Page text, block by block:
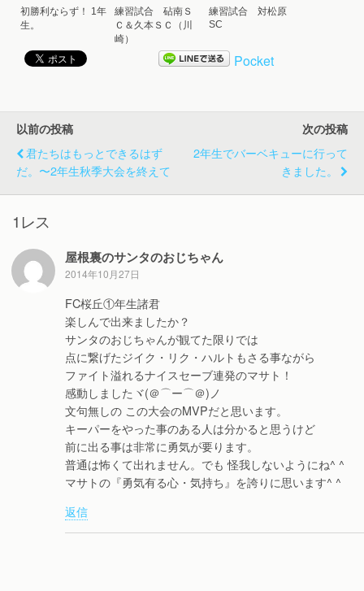
初勝利ならず！ 1年
生。
練習試合 砧南Ｓ
Ｃ＆久本ＳＣ（川
崎）
練習試合 対松原
SC
Pocket
以前の投稿
君たちはもっとできるはず
だ。〜2年生秋季大会を終えて
次の投稿
2年生でバーベキューに行って
きました。
1レス
屋根裏のサンタのおじちゃん
2014年10月27日
FC桜丘①年生諸君
楽しんで出来ましたか？
サンタのおじちゃんが観てた限りでは
点に繋げたジイク・リク・ハルトもさる事ながら
ファイト溢れるナイスセーブ連発のマサト！
感動しましたヾ(＠⌒ー⌒＠)ノ
文句無しの この大会のMVPだと思います。
キーパーをやった事のある人は分かると思うけど
前に出る事は非常に勇気が要ります。
普通は怖くて出れません。でも 怪我しないようにね^ ^
マサトの『勇気有る心・気持ち』を誇りに思います^ ^
返信